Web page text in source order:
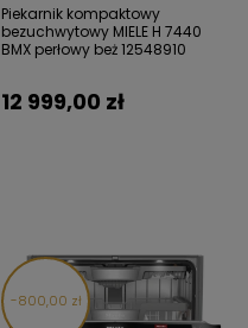
Piekarnik kompaktowy
bezuchwytowy MIELE H 7440
BMX perłowy beż 12548910
12 999,00 zł
800,00 zł